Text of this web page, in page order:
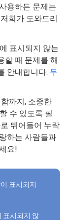
용하든 문제는
희가 도와드리
표시되지 않는
할 때 문제를 해
안내합니다. 무
까지, 소중한
수 있도록 필
뛰어들어 누락
하는 사람들과
요!
표시되지
표시되지 않